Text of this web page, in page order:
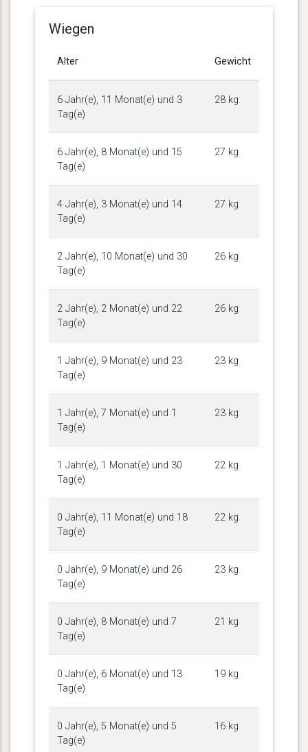
Wiegen
Alter Gewicht
6 Jahr(e), 11 Monat(e) und 3
Tag(e)
28 kg
6 Jahr(e), 8 Monat(e) und 15
Tag(e)
27 kg
4 Jahr(e), 3 Monat(e) und 14
Tag(e)
27 kg
2 Jahr(e), 10 Monat(e) und 30
Tag(e)
26 kg
2 Jahr(e), 2 Monat(e) und 22
Tag(e)
26 kg
1 Jahr(e), 9 Monat(e) und 23
Tag(e)
23 kg
1 Jahr(e), 7 Monat(e) und 1
Tag(e)
23 kg
1 Jahr(e), 1 Monat(e) und 30
Tag(e)
22 kg
0 Jahr(e), 11 Monat(e) und 18
Tag(e)
22 kg
0 Jahr(e), 9 Monat(e) und 26
Tag(e)
23 kg
0 Jahr(e), 8 Monat(e) und 7
Tag(e)
21 kg
0 Jahr(e), 6 Monat(e) und 13
Tag(e)
19 kg
0 Jahr(e), 5 Monat(e) und 5
Tag(e)
16 kg